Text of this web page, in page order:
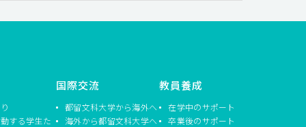
する学生た
国際交流
都留文科大学から海外へ
海外から都留文科大学へ
教員養成
在学中のサポート
卒業後のサポート